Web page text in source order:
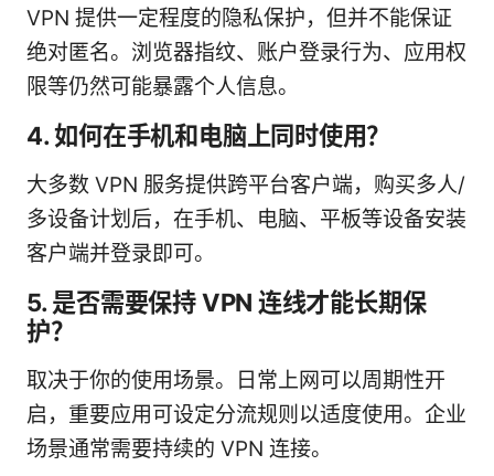
VPN 提供一定程度的隐私保护，但并不能保证
绝对匿名。浏览器指纹、账户登录行为、应用权
限等仍然可能暴露个人信息。
4. 如何在手机和电脑上同时使用？
大多数 VPN 服务提供跨平台客户端，购买多人/
多设备计划后，在手机、电脑、平板等设备安装
客户端并登录即可。
5. 是否需要保持 VPN 连线才能长期保
护？
取决于你的使用场景。日常上网可以周期性开
启，重要应用可设定分流规则以适度使用。企业
场景通常需要持续的 VPN 连接。